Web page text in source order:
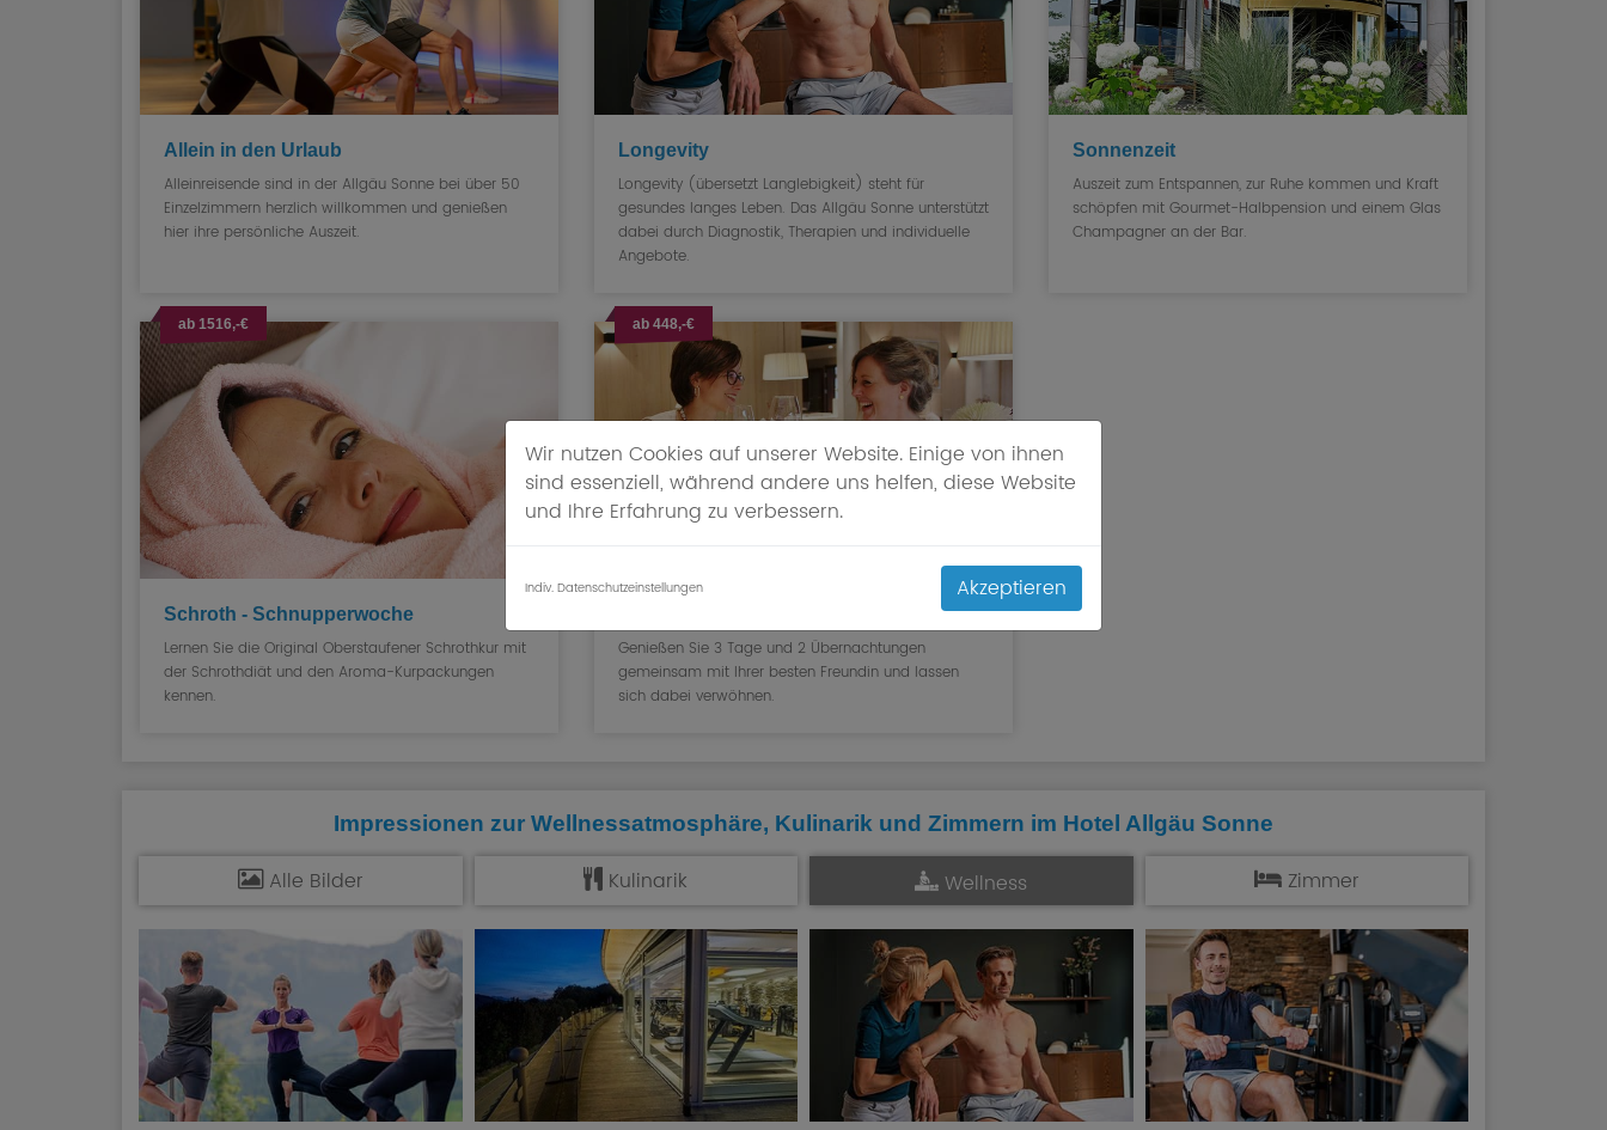
Allein in den Urlaub
Alleinreisende sind in der Allgäu Sonne bei über 50
Einzelzimmern herzlich willkommen und genießen
hier ihre persönliche Auszeit.
Longevity
Longevity (übersetzt Langlebigkeit) steht für
gesundes langes Leben. Das Allgäu Sonne unterstützt
dabei durch Diagnostik, Therapien und individuelle
Angebote.
Sonnenzeit
Auszeit zum Entspannen, zur Ruhe kommen und Kraft
schöpfen mit Gourmet-Halbpension und einem Glas
Champagner an der Bar.
ab 1516,-€
Schroth - Schnupperwoche
Lernen Sie die Original Oberstaufener Schrothkur mit
der Schrothdiät und den Aroma-Kurpackungen
kennen.
ab 448,-€
Genießen Sie 3 Tage und 2 Übernachtungen
gemeinsam mit Ihrer besten Freundin und lassen
sich dabei verwöhnen.
Impressionen zur Wellnessatmosphäre, Kulinarik und Zimmern im Hotel Allgäu Sonne
Alle Bilder Kulinarik Wellness Zimmer
Wir nutzen Cookies auf unserer Website. Einige von ihnen
sind essenziell, während andere uns helfen, diese Website
und Ihre Erfahrung zu verbessern.
Indiv. Datenschutzeinstellungen Akzeptieren